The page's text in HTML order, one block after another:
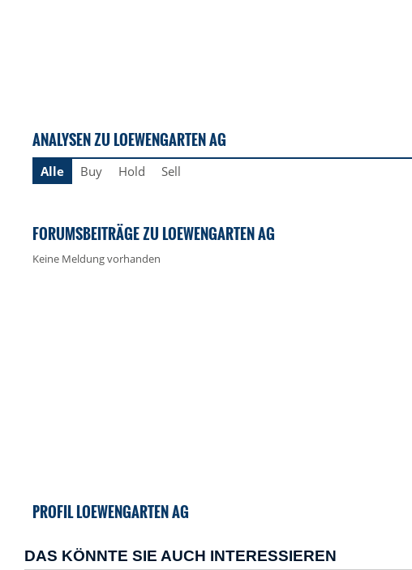
ANALYSEN ZU LOEWENGARTEN AG
Alle Buy Hold Sell
FORUMSBEITRÄGE ZU LOEWENGARTEN AG
Keine Meldung vorhanden
PROFIL LOEWENGARTEN AG